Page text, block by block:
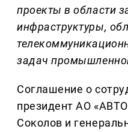
проекты в области
инфраструктуры,
задач
Соглашение о
президент АО
Соколов и